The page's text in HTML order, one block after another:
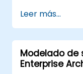
encapsuladas
aquellas
(casos de uso)
nivel de
Leer más...
Modelado de
Enterprise